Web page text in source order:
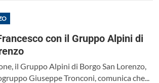
con il Gruppo Alpini di
il Gruppo Alpini di Borgo San Lorenzo,
Giuseppe Tronconi, comunica che...